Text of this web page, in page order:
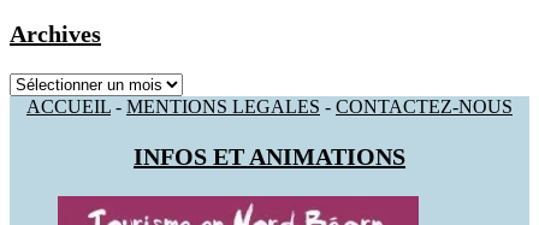
Archives
Archives
ACCUEIL - MENTIONS LEGALES - CONTACTEZ-NOUS
INFOS ET ANIMATIONS